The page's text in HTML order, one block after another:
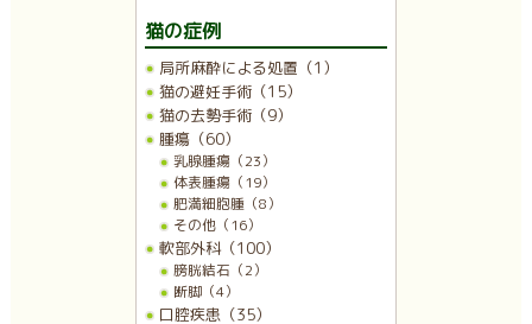
猫の症例
局所麻酔による処置（1）
猫の避妊手術（15）
猫の去勢手術（9）
腫瘍（60）
乳腺腫瘍（23）
体表腫瘍（19）
肥満細胞腫（8）
その他（16）
軟部外科（100）
膀胱結石（2）
断脚（4）
口腔疾患（35）